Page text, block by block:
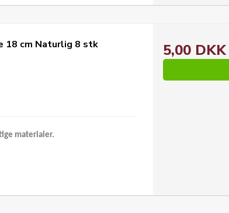
18 cm Naturlig 8 stk
materialer.
5,00 DKK